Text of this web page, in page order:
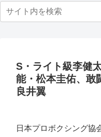
S・ライト級李健
能・松本圭佑、敢
良井翼
日本プロボクシング協